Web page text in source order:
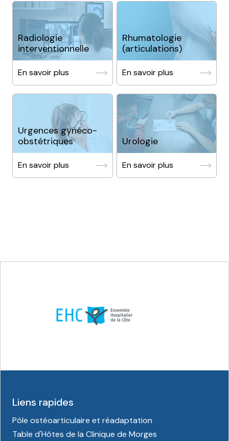
Radiologie
interventionnelle
En savoir plus
Rhumatologie
(articulations)
En savoir plus
Urgences gynéco-
obstétriques
En savoir plus
Urologie
En savoir plus
Liens rapides
Pôle ostéoarticulaire et réadaptation
Table d'Hôtes de la Clinique de Morges